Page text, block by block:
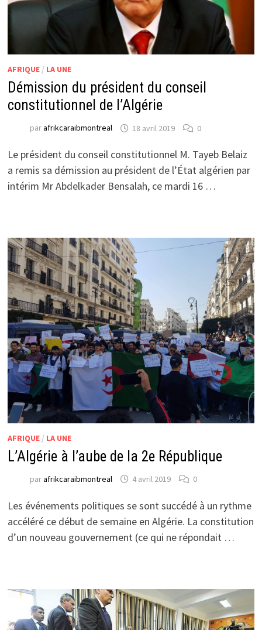
AFRIQUE/ LA UNE
Démission du président du conseil
constitutionnel de l’Algérie
parafrikcaraibmontreal 18 avril 2019 0
Le président du conseil constitutionnel M. Tayeb Belaiz
a remis sa démission au président de l’État algérien par
intérim Mr Abdelkader Bensalah, ce mardi 16 …
AFRIQUE/ LA UNE
L’Algérie à l’aube de la 2e République
parafrikcaraibmontreal 4 avril 2019 0
Les événements politiques se sont succédé à un rythme
accéléré ce début de semaine en Algérie. La constitution
d’un nouveau gouvernement (ce qui ne répondait …